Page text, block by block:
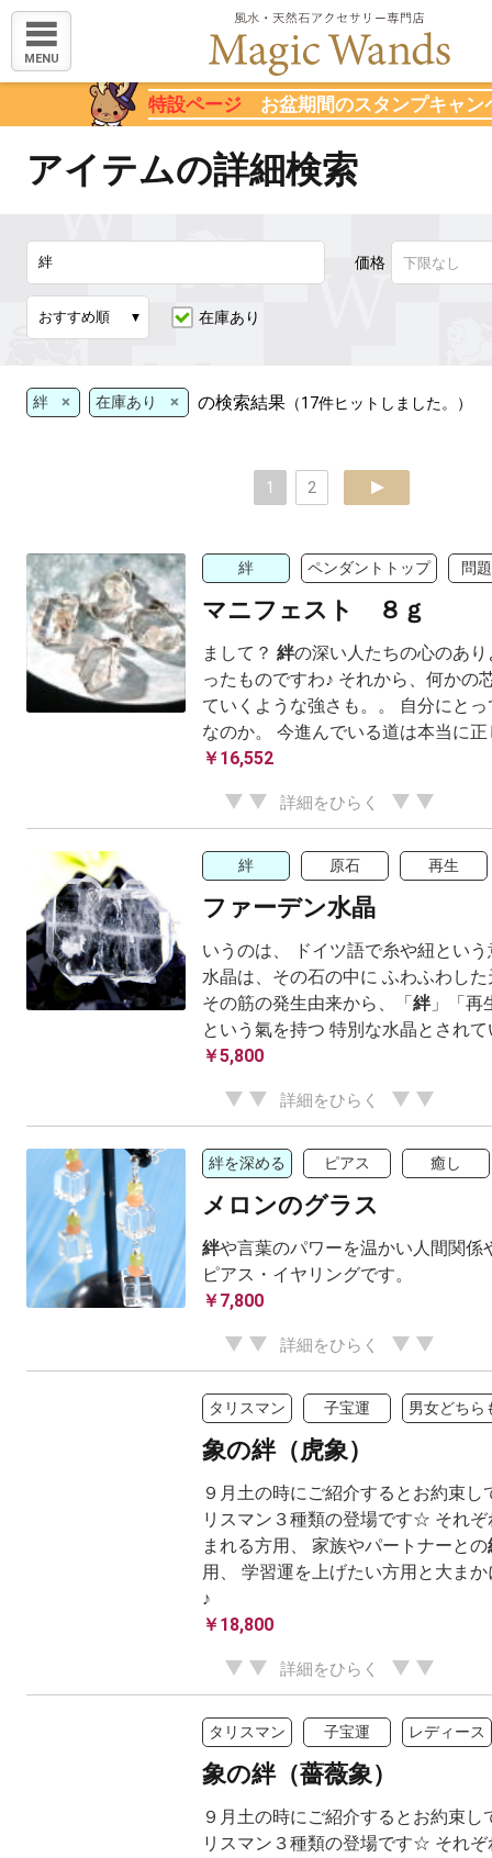
MENU
特設ページ お盆期間のスタンプキャン
アイテムの詳細検索
価格
在庫あり
絆 × 在庫あり × の検索結果 （17件ヒットしました。）
1 2 next
絆 ペンダントトップ 問
マニフェスト ８ｇ
まして？ 絆の深い人たちの心のあ
ったものですわ♪ それから、何かの
ていくような強さも。。 自分にと
なのか。 今進んでいる道は本当に正
￥16,552
詳細をひらく
絆 原石 再生
ファーデン水晶
いうのは、 ドイツ語で糸や紐とい
水晶は、その石の中に ふわふわし
その筋の発生由来から、「絆」「再
という氣を持つ 特別な水晶とされ
￥5,800
詳細をひらく
絆を深める ピアス 癒し
メロンのグラス
絆や言葉のパワーを温かい人間関係
ピアス・イヤリングです。
￥7,800
詳細をひらく
タリスマン 子宝運 男女どちら
象の絆（虎象）
９月土の時にご紹介するとお約束し
リスマン３種類の登場です☆ それ
まれる方用、 家族やパートナーとの
用、 学習運を上げたい方用と大ま
♪
￥18,800
詳細をひらく
タリスマン 子宝運 レディース
象の絆（薔薇象）
９月土の時にご紹介するとお約束し
リスマン３種類の登場です☆ それ